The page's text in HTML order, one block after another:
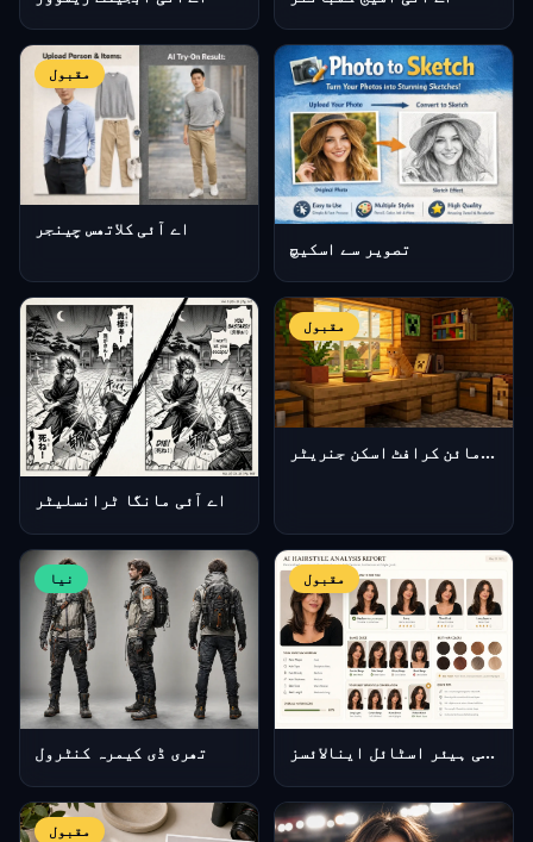
مقبول
اے آئی کلاتھس چینجر
تصویر سے اسکیچ
اے آئی مانگا ٹرانسلیٹر
مقبول
اے آئی مائن کرافٹ اسکن جنریٹر
نیا
تھری ڈی کیمرہ کنٹرول
مقبول
اے آئی ہیئر اسٹائل اینالائسز
مقبول